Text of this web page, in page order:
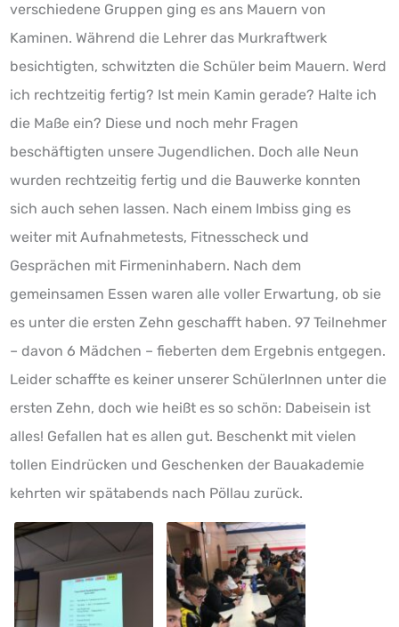
verschiedene Gruppen ging es ans Mauern von
Kaminen. Während die Lehrer das Murkraftwerk
besichtigten, schwitzten die Schüler beim Mauern. Werd
ich rechtzeitig fertig? Ist mein Kamin gerade? Halte ich
die Maße ein? Diese und noch mehr Fragen
beschäftigten unsere Jugendlichen. Doch alle Neun
wurden rechtzeitig fertig und die Bauwerke konnten
sich auch sehen lassen. Nach einem Imbiss ging es
weiter mit Aufnahmetests, Fitnesscheck und
Gesprächen mit Firmeninhabern. Nach dem
gemeinsamen Essen waren alle voller Erwartung, ob sie
es unter die ersten Zehn geschafft haben. 97 Teilnehmer
– davon 6 Mädchen – fieberten dem Ergebnis entgegen.
Leider schaffte es keiner unserer SchülerInnen unter die
ersten Zehn, doch wie heißt es so schön: Dabeisein ist
alles! Gefallen hat es allen gut. Beschenkt mit vielen
tollen Eindrücken und Geschenken der Bauakademie
kehrten wir spätabends nach Pöllau zurück.